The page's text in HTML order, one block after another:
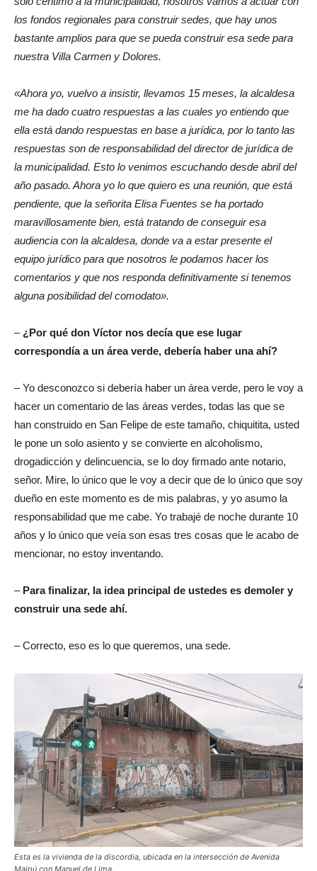
los fondos regionales para construir sedes, que hay unos
bastante amplios para que se pueda construir esa sede para
nuestra Villa Carmen y Dolores.
«Ahora yo, vuelvo a insistir, llevamos 15 meses, la alcaldesa
me ha dado cuatro respuestas a las cuales yo entiendo que
ella está dando respuestas en base a jurídica, por lo tanto las
respuestas son de responsabilidad del director de jurídica de
la municipalidad. Esto lo venimos escuchando desde abril del
año pasado. Ahora yo lo que quiero es una reunión, que está
pendiente, que la señorita Elisa Fuentes se ha portado
maravillosamente bien, está tratando de conseguir esa
audiencia con la alcaldesa, donde va a estar presente el
equipo jurídico para que nosotros le podamos hacer los
comentarios y que nos responda definitivamente si tenemos
alguna posibilidad del comodato».
–¿Por qué don Víctor nos decía que ese lugar
correspondía a un área verde, debería haber una ahí?
– Yo desconozco si debería haber un área verde, pero le voy a
hacer un comentario de las áreas verdes, todas las que se
han construido en San Felipe de este tamaño, chiquitita, usted
le pone un solo asiento y se convierte en alcoholismo,
drogadicción y delincuencia, se lo doy firmado ante notario,
señor. Mire, lo único que le voy a decir que de lo único que soy
dueño en este momento es de mis palabras, y yo asumo la
responsabilidad que me cabe. Yo trabajé de noche durante 10
años y lo único que veía son esas tres cosas que le acabo de
mencionar, no estoy inventando.
–Para finalizar, la idea principal de ustedes es demoler y
construir una sede ahí.
– Correcto, eso es lo que queremos, una sede.
Esta es la vivienda de la discordia, ubicada en la intersección de Avenida
Maipú con Manuel de Lima.